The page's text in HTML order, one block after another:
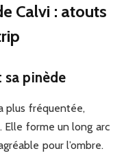
Calvi : atouts
sa pinède
plus fréquentée,
forme un long arc
pour l’ombre.